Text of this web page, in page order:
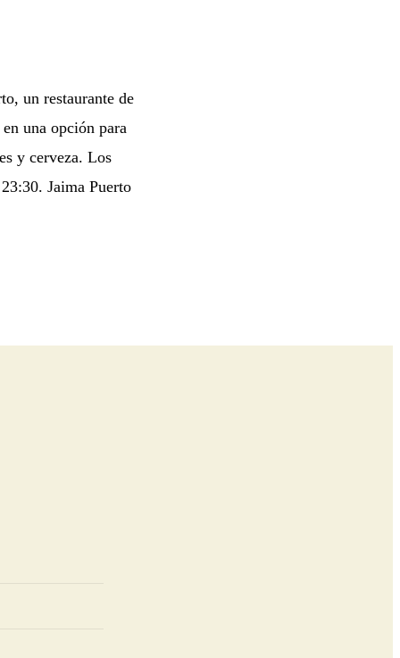
un restaurante de
una opción para
y cerveza. Los
Jaima Puerto